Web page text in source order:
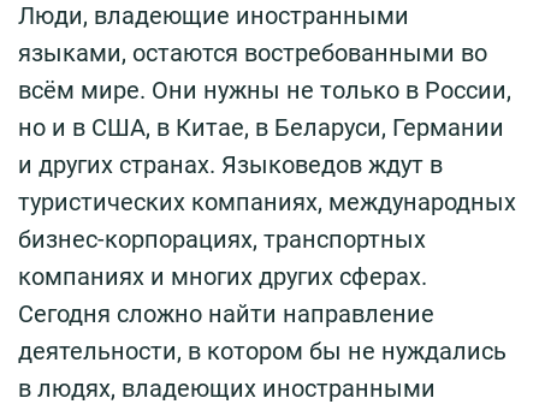
Люди, владеющие иностранными
языками, остаются востребованными во
всём мире. Они нужны не только в России,
но и в США, в Китае, в Беларуси, Германии
и других странах. Языковедов ждут в
туристических компаниях, международных
бизнес-корпорациях, транспортных
компаниях и многих других сферах.
Сегодня сложно найти направление
деятельности, в котором бы не нуждались
в людях, владеющих иностранными